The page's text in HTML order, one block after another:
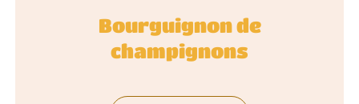
Bourguignon de
champignons